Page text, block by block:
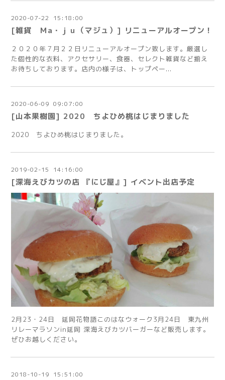
2020-07-22 15:18:00
[雑貨 Ｍa・ｊｕ（マジュ）] リニューアルオープン！
２０２０年７月２２日リニューアルオープン致します。厳選し
た個性的な衣料、アクセサリー、食器、セレクト雑貨など揃え
お待ちしております。店内の様子は、トップペー...
2020-06-09 09:07:00
[山本果樹園] 2020 ちよひめ桃はじまりました
2020 ちよひめ桃はじまりました。
2019-02-15 14:16:00
[深海えびカツの店 『にじ屋』] イベント出店予定
2月23・24日 延岡花物語このはなウォーク3月24日 東九州
リレーマラソンin延岡 深海えびカツバーガーなど販売します。
ぜひお越しください。
2018-10-19 15:51:00